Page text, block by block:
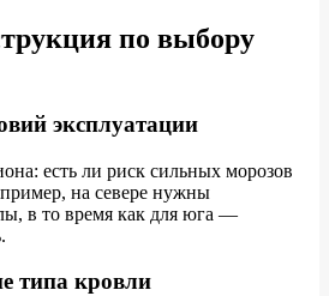
по выбору
эксплуатации
есть ли риск сильных морозов
на севере нужны
в то время как для юга —
типа кровли